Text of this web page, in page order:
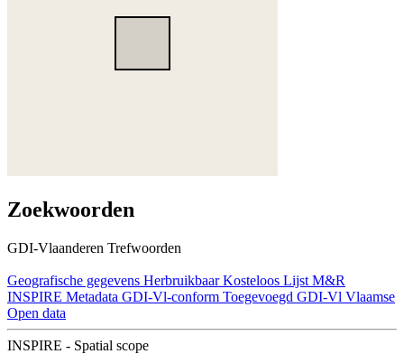
Zoekwoorden
GDI-Vlaanderen Trefwoorden
Geografische gegevens Herbruikbaar Kosteloos Lijst M&R
INSPIRE Metadata GDI-Vl-conform Toegevoegd GDI-Vl Vlaamse
Open data
INSPIRE - Spatial scope